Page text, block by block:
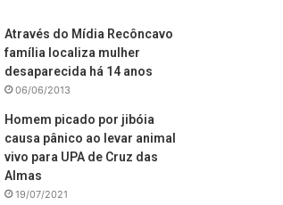
Através do Mídia Recôncavo
família localiza mulher
desaparecida há 14 anos
06/06/2013
Homem picado por jibóia
causa pânico ao levar animal
vivo para UPA de Cruz das
Almas
19/07/2021